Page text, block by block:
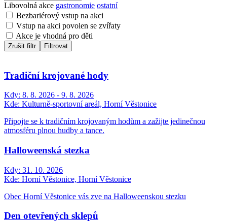
Libovolná akce gastronomie ostatní
Bezbariérový vstup na akci
Vstup na akci povolen se zvířaty
Akce je vhodná pro děti
Zrušit filtr Filtrovat
Tradiční krojované hody
Kdy: 8. 8. 2026 - 9. 8. 2026
Kde: Kulturně-sportovní areál, Horní Věstonice
Připojte se k tradičním krojovaným hodům a zažijte jedinečnou
atmosféru plnou hudby a tance.
Halloweenská stezka
Kdy: 31. 10. 2026
Kde: Horní Věstonice, Horní Věstonice
Obec Horní Věstonice vás zve na Halloweenskou stezku
Den otevřených sklepů